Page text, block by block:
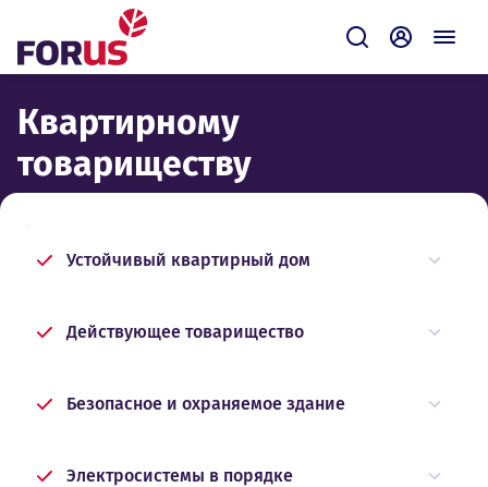
Отправить
Квартирному
товариществу
Как Forus поможет вам?
Устойчивый квартирный дом
Действующее товарищество
Безопасное и охраняемое здание
Электросистемы в порядке